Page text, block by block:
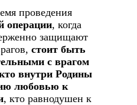
проведения
операции, когда
защищают
стоит быть
с врагом
внутри Родины
любовью к
, кто равнодушен к